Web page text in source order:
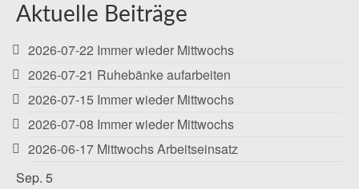
Aktuelle Beiträge
2026-07-22 Immer wieder Mittwochs
2026-07-21 Ruhebänke aufarbeiten
2026-07-15 Immer wieder Mittwochs
2026-07-08 Immer wieder Mittwochs
2026-06-17 Mittwochs Arbeitseinsatz
Sep. 5